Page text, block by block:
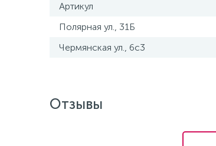
Артикул
Полярная ул., 31Б
Чермянская ул., 6с3
Отзывы